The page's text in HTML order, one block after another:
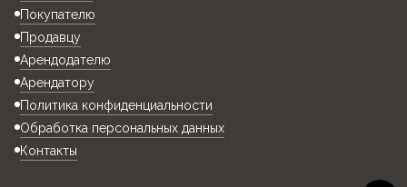
Покупателю
Продавцу
Арендодателю
Арендатору
Политика конфиденциальности
Обработка персональных данных
Контакты